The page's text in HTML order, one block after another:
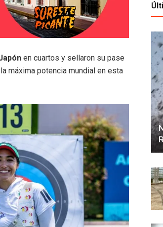
en cuartos y sellaron su pase
máxima potencia mundial en esta